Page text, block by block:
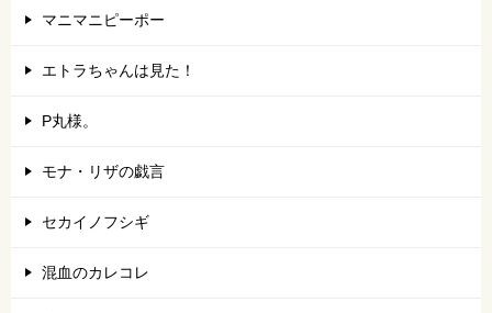
マニマニピーポー
エトラちゃんは見た！
P丸様。
モナ・リザの戯言
セカイノフシギ
混血のカレコレ